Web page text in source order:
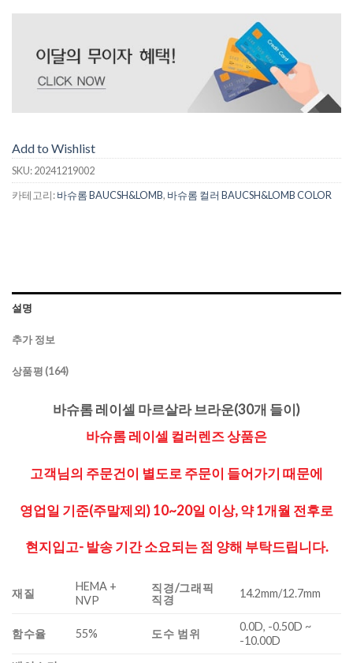
Add to Wishlist
SKU:20241219002
카테고리:바슈롬 BAUCSH&LOMB, 바슈롬 컬러 BAUCSH&LOMB COLOR
설명
추가 정보
상품평 (164)
바슈롬 레이셀 마르살라 브라운(30개 들이)
바슈롬 레이셀 컬러렌즈 상품은
고객님의 주문건이 별도로 주문이 들어가기 때문에
영업일 기준(주말제외) 10~20일 이상, 약 1개월 전후로
현지입고- 발송 기간 소요되는 점 양해 부탁드립니다.
재질
HEMA +
NVP
직경/그래픽
직경
14.2mm/12.7mm
함수율 55% 도수 범위
0.0D, -0.50D ~
-10.00D